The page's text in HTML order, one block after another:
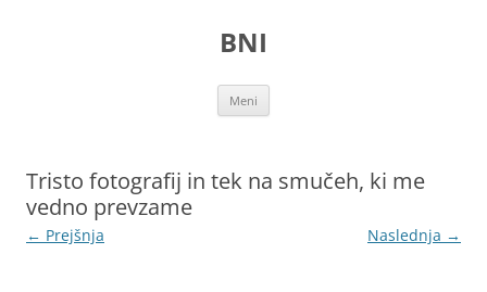
BNI
Meni
Tristo fotografij in tek na smučeh, ki me
vedno prevzame
← Prejšnja Naslednja →